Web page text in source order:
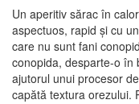
Un aperitiv sărac în
aspectuos, rapid și cu
care nu sunt fani
conopida, desparte-o în
ajutorul unui procesor
capătă textura